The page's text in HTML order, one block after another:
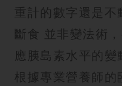
重計的數字還是不
斷食 並非變法術
應胰島素水平的變
根據專業營養師的